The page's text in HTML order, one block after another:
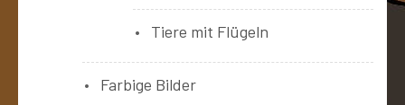
Tiere mit Flügeln
Farbige Bilder